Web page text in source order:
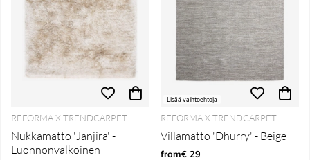
REFORMA X TRENDCARPET
Nukkamatto 'Janjira' -
Luonnonvalkoinen
Lisää vaihtoehtoja
REFORMA X TRENDCARPET
Villamatto 'Dhurry' - Beige
from€ 29